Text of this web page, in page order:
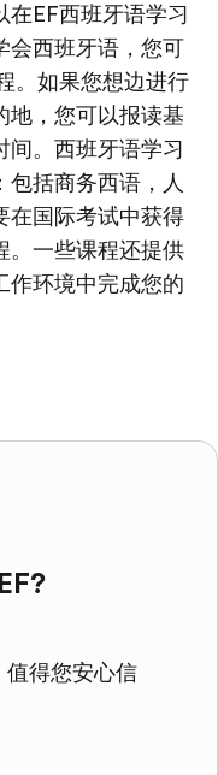
在EF西班牙语学习
会西班牙语，您可
。如果您想边进行
地，您可以报读基
间。西班牙语学习
包括商务西语，人
在国际考试中获得
。一些课程还提供
作环境中完成您的
得您安心信